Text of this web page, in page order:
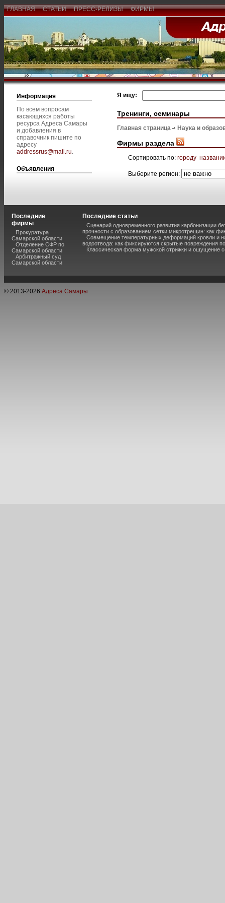
ГЛАВНАЯ СТАТЬИ ПРЕСС-РЕЛИЗЫ ФИРМЫ
Информация
По всем вопросам
касающихся работы
ресурса Адреса Самары
и добавления в
справочник пишите по
адресу
addressrus@mail.ru.
Объявления
Я ищу:
Тренинги, семинары
Главная страница Наука и
Фирмы раздела
Сортировать по: городу
Выберите регион:
Последние
фирмы
Прокуратура
Самарской области
Отделение СФР по
Самарской области
Арбитражный суд
Самарской области
Последние статьи
Сценарий одновременного развития карбонизации
прочности с образованием сетки микротрещин: как
Совмещение температурных деформаций кровли и
водоотвода: как фиксируются скрытые повреждения
Классическая форма мужской стрижки и ощущение
© 2013-2026 Адреса Самары